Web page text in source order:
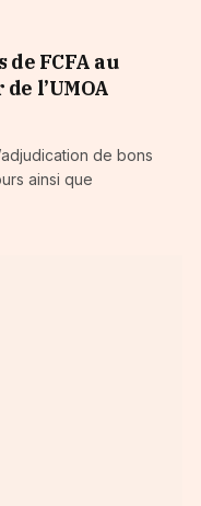
FCFA au
l’UMOA
de bons
ainsi que